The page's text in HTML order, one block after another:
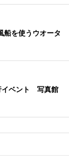
を使うウオータ
イベント 写真館